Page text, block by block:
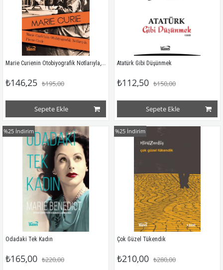
Marie Curienin Otobiyografik Notlarıyla, Pierre Curie
₺146,25 ₺195,00
Sepete Ekle
Atatürk Gibi Düşünmek
₺112,50 ₺150,00
Sepete Ekle
Odadaki Tek Kadın
₺165,00 ₺220,00
%25 İndirim
Çok Güzel Tükendik
₺210,00 ₺280,00
%25 İndirim